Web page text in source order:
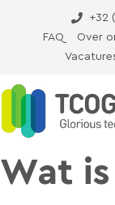
+32
FAQ
Over
Wat is